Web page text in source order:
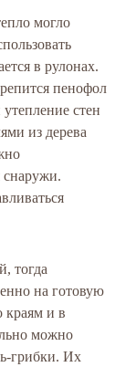
могло
в рулонах.
пенофол
стен
из дерева
снаружи.
тогда
на готовую
краям и в
можно
грибки. Их